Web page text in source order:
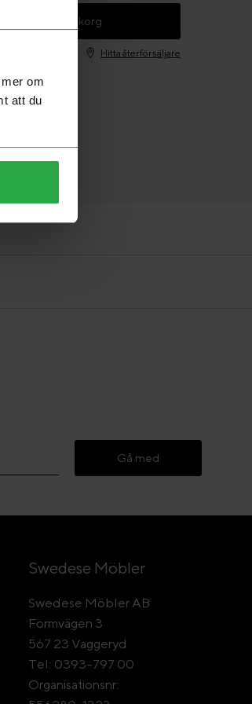
om
att du
Lägg i varukorg
Hitta återförsäljare
Gå med
Swedese Möbler
Swedese Möbler AB
Formvägen 3
567 23 Vaggeryd
Tel: 0393-797 00
Organisationsnr: